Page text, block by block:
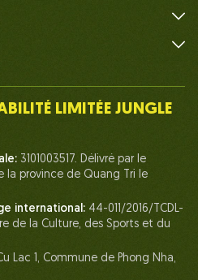
LIMITÉE JUNGLE
3101003517. Délivré par le
la province de Quang Tri le
international: 44-011/2016/TCDL-
de la Culture, des Sports et du
Lac 1, Commune de Phong Nha,